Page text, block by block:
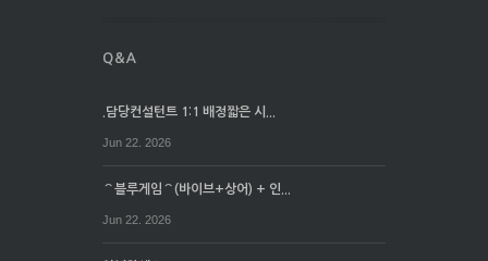
.담당컨설턴트 1:1 배정짧은 시...
Jun 22. 2026
⌒블루게임⌒(바이브+상어) + 인...
Jun 22. 2026